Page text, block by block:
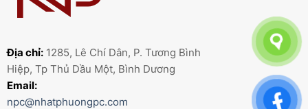
Địa chỉ: 1285, Lê Chí Dân, P. Tương Bình
Hiệp, Tp Thủ Dầu Một, Bình Dương
Email:
npc@nhatphuongpc.com